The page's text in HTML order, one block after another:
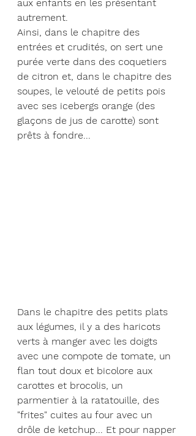
aux enfants en les présentant
autrement.
Ainsi, dans le chapitre des
entrées et crudités, on sert une
purée verte dans des coquetiers
de citron et, dans le chapitre des
soupes, le velouté de petits pois
avec ses icebergs orange (des
glaçons de jus de carotte) sont
prêts à fondre...
Dans le chapitre des petits plats
aux légumes, il y a des haricots
verts à manger avec les doigts
avec une compote de tomate, un
flan tout doux et bicolore aux
carottes et brocolis, un
parmentier à la ratatouille, des
"frites" cuites au four avec un
drôle de ketchup... Et pour napper